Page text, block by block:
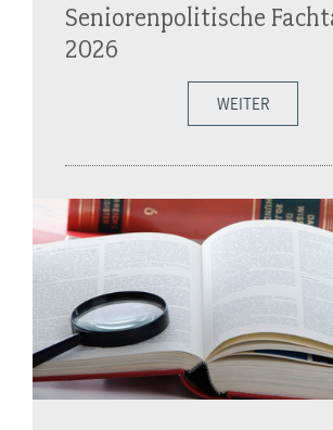
Seniorenpolitische
2026
WEITER